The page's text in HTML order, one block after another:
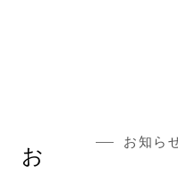
お知ら